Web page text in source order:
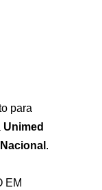
para
Unimed
.
EM